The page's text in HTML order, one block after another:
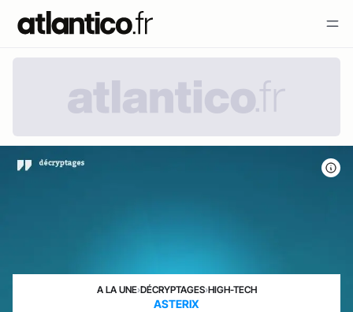
A LA UNE›DÉCRYPTAGES›HIGH-TECH
ASTERIX